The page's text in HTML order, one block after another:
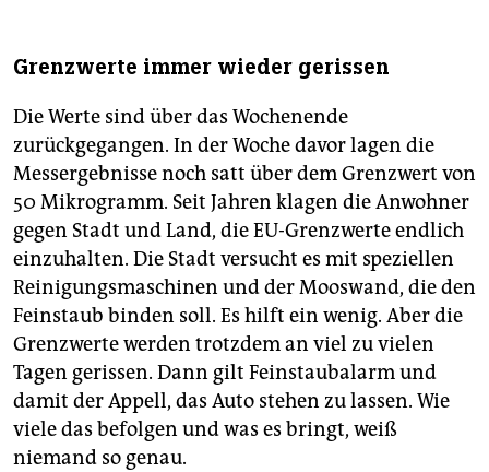
Grenzwerte immer wieder gerissen
Die Werte sind über das Wochenende
zurückgegangen. In der Woche davor lagen die
Mess­ergebnisse noch satt über dem Grenzwert von
50 Mikrogramm. Seit Jahren klagen die Anwohner
gegen Stadt und Land, die EU-Grenzwerte endlich
einzuhalten. Die Stadt versucht es mit speziellen
Reinigungsmaschinen und der Mooswand, die den
Feinstaub binden soll. Es hilft ein wenig. Aber die
Grenzwerte werden trotzdem an viel zu vielen
Tagen gerissen. Dann gilt Feinstaubalarm und
damit der Appell, das Auto stehen zu lassen. Wie
viele das befolgen und was es bringt, weiß
niemand so genau.